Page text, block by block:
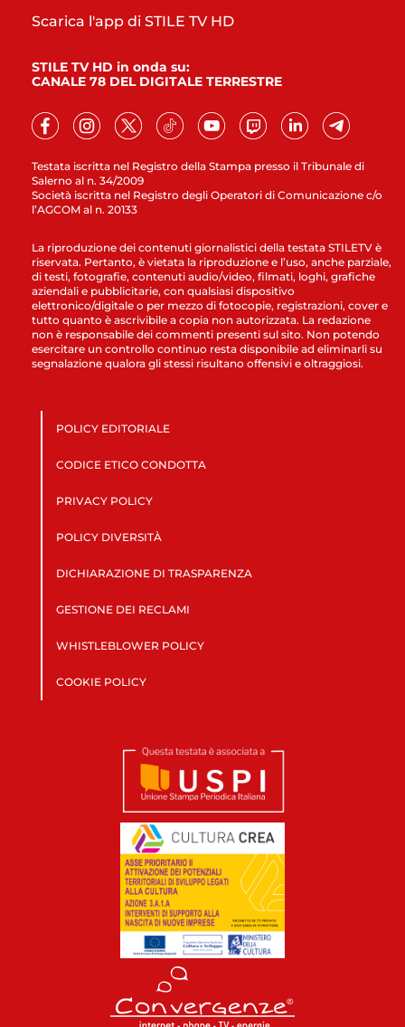
Testata iscritta nel Registro della Stampa presso il Tribunale di
Salerno al n. 34/2009
Società iscritta nel Registro degli Operatori di Comunicazione c/o
l’AGCOM al n. 20133
Scarica l'app di STILE TV HD
STILE TV HD in onda su:
CANALE 78 DEL DIGITALE TERRESTRE
La riproduzione dei contenuti giornalistici della testata STILETV è
riservata. Pertanto, è vietata la riproduzione e l’uso, anche parziale,
di testi, fotografie, contenuti audio/video, filmati, loghi, grafiche
aziendali e pubblicitarie, con qualsiasi dispositivo
elettronico/digitale o per mezzo di fotocopie, registrazioni, cover e
tutto quanto è ascrivibile a copia non autorizzata. La redazione
non è responsabile dei commenti presenti sul sito. Non potendo
esercitare un controllo continuo resta disponibile ad eliminarli su
segnalazione qualora gli stessi risultano offensivi e oltraggiosi.
POLICY EDITORIALE
CODICE ETICO CONDOTTA
PRIVACY POLICY
POLICY DIVERSITÀ
DICHIARAZIONE DI TRASPARENZA
GESTIONE DEI RECLAMI
WHISTLEBLOWER POLICY
COOKIE POLICY